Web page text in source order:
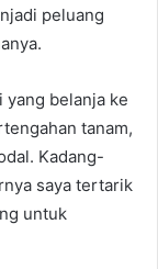
peluang
yang belanja ke
tanam,
Kadang-
saya tertarik
untuk